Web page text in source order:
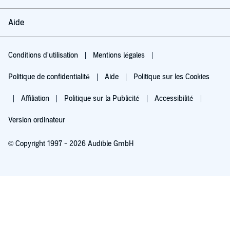
Aide
Conditions d'utilisation Mentions légales
Politique de confidentialité Aide Politique sur les Cookies
Affiliation Politique sur la Publicité Accessibilité
Version ordinateur
© Copyright 1997 - 2026 Audible GmbH